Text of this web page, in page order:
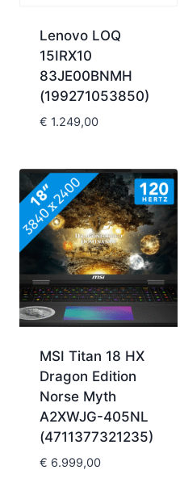
Lenovo LOQ
15IRX10
83JE00BNMH
(199271053850)
€ 1.249,00
MSI Titan 18 HX
Dragon Edition
Norse Myth
A2XWJG-405NL
(4711377321235)
€ 6.999,00